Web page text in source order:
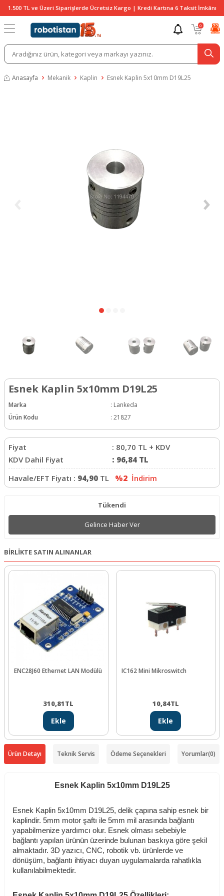
1.500 TL ve Üzeri Siparişlerde Ücretsiz Kargo | Kredi Kartına 6 Taksit İmkânı
0
Anasayfa Mekanik Kaplin Esnek Kaplin 5x10mm D19L25
Esnek Kaplin 5x10mm D19L25
Marka : Lankeda
Ürün Kodu
: 21827
Fiyat : 80,70 TL + KDV
KDV Dahil Fiyat
: 96,84 TL
Havale/EFT Fiyatı : 94,90 TL %2 İndirim
Tükendi
Gelince Haber Ver
BİRLİKTE SATIN ALINANLAR
ENC28J60 Ethernet LAN Modülü
310,81TL
Ekle
IC162 Mini Mikroswitch
10,84TL
Ekle
Ürün Detayı Teknik Servis Ödeme Seçenekleri Yorumlar(0)
Esnek Kaplin 5x10mm D19L25
Esnek Kaplin 5x10mm D19L25, delik çapına sahip esnek bir
kaplindir. 5mm motor şaftı ile 5mm mil arasında bağlantı
yapabilmenize yardımcı olur. Esnek olması sebebiyle
bağlantı yapılan ürünün üzerinde bulunan baskıya göre şekil
almaktadır. 3D yazıcı, CNC, robotik vb. ürünlerde ve
dönüşüm, bağlantı ihtiyacı duyan uygulamalarda rahatlıkla
kullanılabilmektedir.